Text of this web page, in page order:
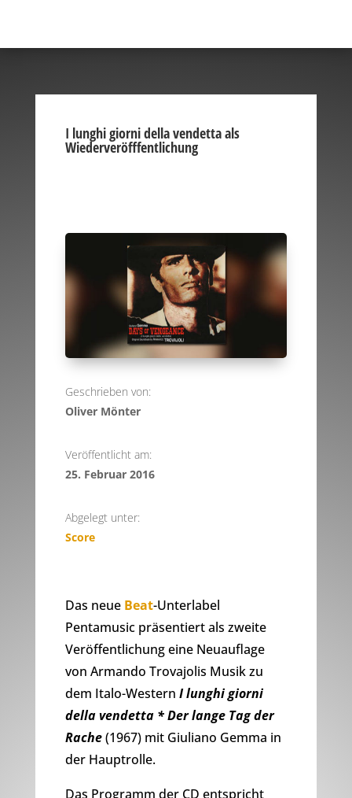
I lunghi giorni della vendetta als
Wiederveröfffentlichung
Geschrieben von:
Oliver Mönter
Veröffentlicht am:
25. Februar 2016
Abgelegt unter:
Score
Das neue Beat-Unterlabel
Pentamusic präsentiert als zweite
Veröffentlichung eine Neuauflage
von Armando Trovajolis Musik zu
dem Italo-Western I lunghi giorni
della vendetta * Der lange Tag der
Rache(1967) mit Giuliano Gemma in
der Hauptrolle.
Das Programm der CD entspricht